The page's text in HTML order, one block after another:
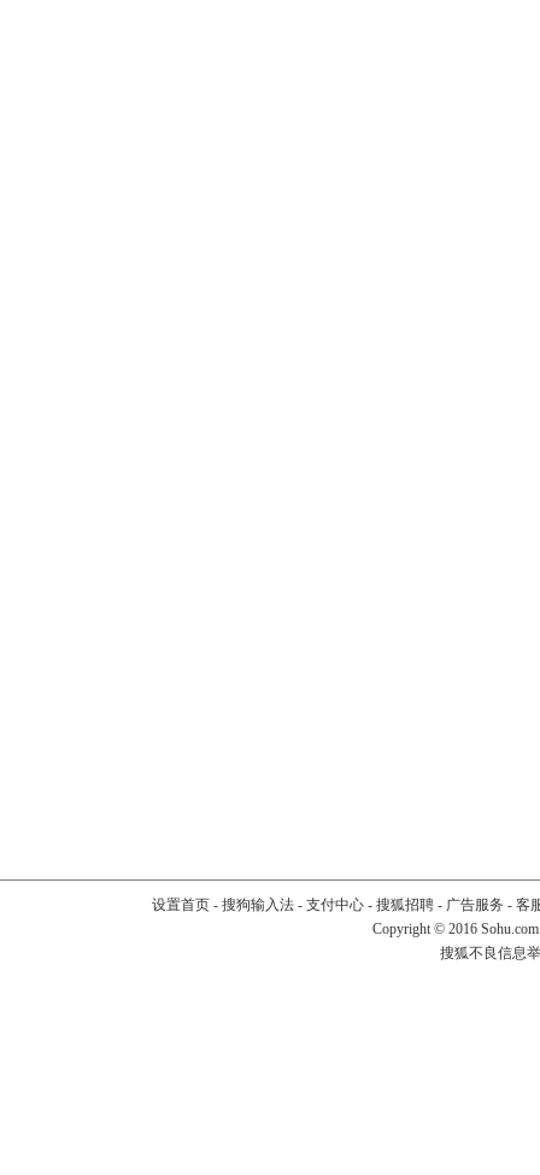
设置首页- 搜狗输入法- 支付中心- 搜狐招聘- 广告服务 - 客
Copyright © 2016
搜狐不良信息